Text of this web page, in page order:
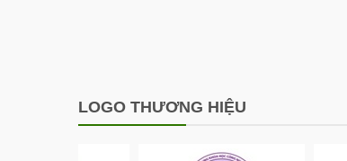
LOGO THƯƠNG HIỆU